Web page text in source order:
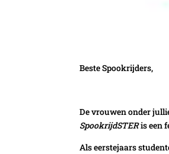
Beste Spookrijders,
De vrouwen onder
SpookrijdSTERis een
Als eerstejaars